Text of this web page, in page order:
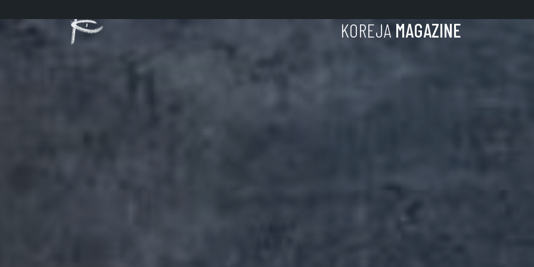
KOREJA MAGAZINE